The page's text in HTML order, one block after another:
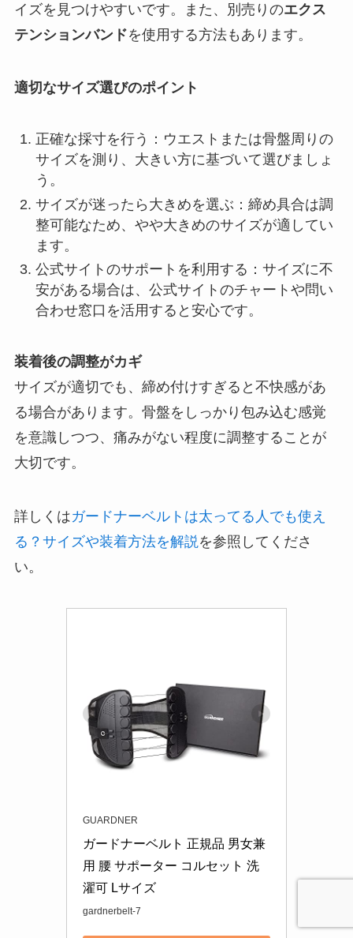
イズを見つけやすいです。また、別売りのエクス
テンションバンドを使用する方法もあります。
適切なサイズ選びのポイント
正確な採寸を行う：ウエストまたは骨盤周りの
サイズを測り、大きい方に基づいて選びましょ
う。
サイズが迷ったら大きめを選ぶ：締め具合は調
整可能なため、やや大きめのサイズが適してい
ます。
公式サイトのサポートを利用する：サイズに不
安がある場合は、公式サイトのチャートや問い
合わせ窓口を活用すると安心です。
装着後の調整がカギ
サイズが適切でも、締め付けすぎると不快感があ
る場合があります。骨盤をしっかり包み込む感覚
を意識しつつ、痛みがない程度に調整することが
大切です。
詳しくはガードナーベルトは太ってる人でも使え
る？サイズや装着方法を解説 を参照してくださ
い。
GUARDNER
ガードナーベルト 正規品 男女兼
用 腰 サポーター コルセット 洗
濯可 Lサイズ
gardnerbelt-7